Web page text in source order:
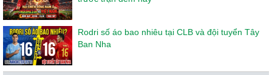
Rodri số áo bao nhiêu tại CLB và đội tuyển Tây
Ban Nha